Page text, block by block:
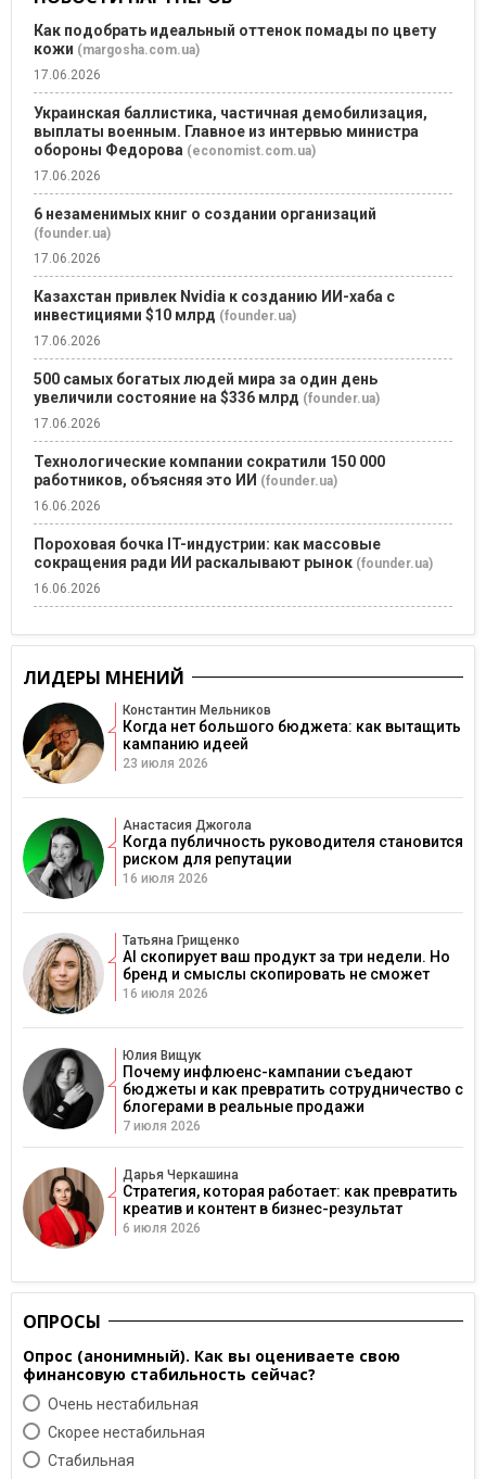
Как подобрать идеальный оттенок помады по цвету
кожи (margosha.com.ua)
17.06.2026
Украинская баллистика, частичная демобилизация,
выплаты военным. Главное из интервью министра
обороны Федорова (economist.com.ua)
17.06.2026
6 незаменимых книг о создании организаций
(founder.ua)
17.06.2026
Казахстан привлек Nvidia к созданию ИИ-хаба с
инвестициями $10 млрд (founder.ua)
17.06.2026
500 самых богатых людей мира за один день
увеличили состояние на $336 млрд (founder.ua)
17.06.2026
Технологические компании сократили 150 000
работников, объясняя это ИИ (founder.ua)
16.06.2026
Пороховая бочка IT-индустрии: как массовые
сокращения ради ИИ раскалывают рынок (founder.ua)
16.06.2026
ЛИДЕРЫ МНЕНИЙ
Константин Мельников
Когда нет большого бюджета: как вытащить
кампанию идеей
23 июля 2026
Анастасия Джогола
Когда публичность руководителя становится
риском для репутации
16 июля 2026
Татьяна Грищенко
AI скопирует ваш продукт за три недели. Но
бренд и смыслы скопировать не сможет
16 июля 2026
Юлия Вищук
Почему инфлюенс-кампании съедают
бюджеты и как превратить сотрудничество с
блогерами в реальные продажи
7 июля 2026
Дарья Черкашина
Стратегия, которая работает: как превратить
креатив и контент в бизнес-результат
6 июля 2026
ОПРОСЫ
Опрос (анонимный). Как вы оцениваете свою
финансовую стабильность сейчас?
Очень нестабильная
Скорее нестабильная
Cтабильная